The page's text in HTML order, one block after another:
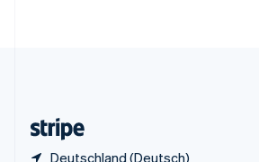
Deutschland (Deutsch)